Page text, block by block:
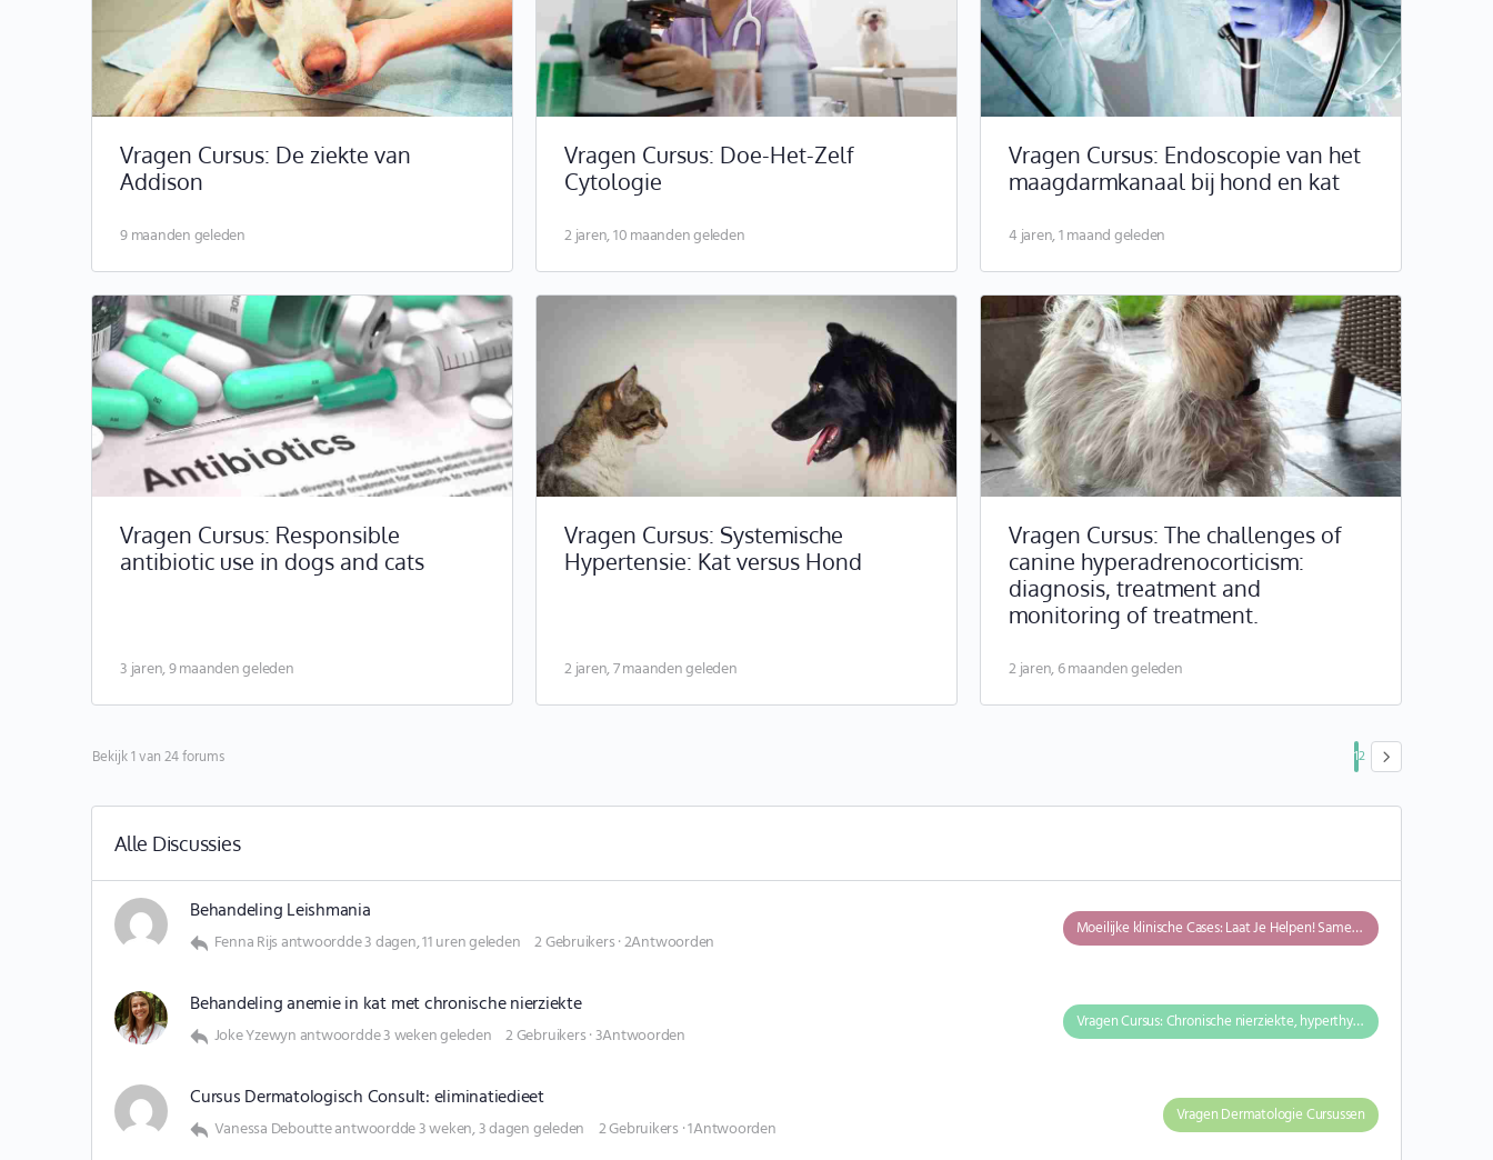
Vragen Cursus: De ziekte van
Addison
9 maanden geleden
Vragen Cursus: Doe-Het-Zelf
Cytologie
2 jaren, 10 maanden geleden
Vragen Cursus: Endoscopie van het
maagdarmkanaal bij hond en kat
4 jaren, 1 maand geleden
Vragen Cursus: Responsible
antibiotic use in dogs and cats
3 jaren, 9 maanden geleden
Vragen Cursus: Systemische
Hypertensie: Kat versus Hond
2 jaren, 7 maanden geleden
Vragen Cursus: The challenges of
canine hyperadrenocorticism:
diagnosis, treatment and
monitoring of treatment.
2 jaren, 6 maanden geleden
Bekijk 1 van 24 forums 12
Alle Discussies
Behandeling Leishmania
Fenna Rijsantwoordde3 dagen, 11 uren geleden 2 Gebruikers·2Antwoorden
Moeilijke klinische Cases: Laat Je Helpen! Samen Kunnen we Meer!
Behandeling anemie in kat met chronische nierziekte
Joke Yzewynantwoordde3 weken geleden 2 Gebruikers·3Antwoorden
Vragen Cursus: Chronische nierziekte, hyperthyroïdie en systemische hypertensie
Cursus Dermatologisch Consult: eliminatiedieet
Vanessa Deboutteantwoordde3 weken, 3 dagen geleden 2 Gebruikers ·1Antwoorden
Vragen Dermatologie Cursussen